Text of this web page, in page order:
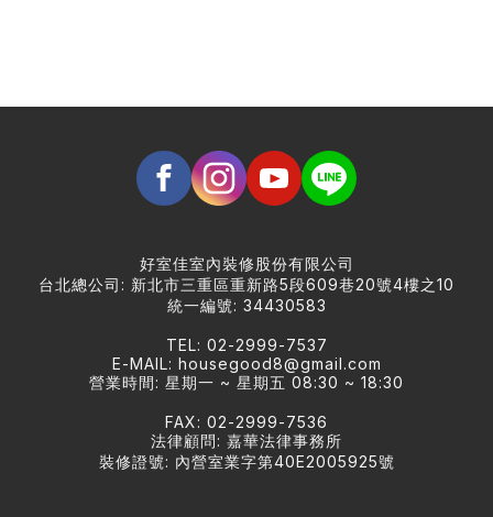
好室佳室內裝修股份有限公司
台北總公司: 新北市三重區重新路5段609巷20號4樓之10
統一編號: 34430583
TEL: 02-2999-7537
E-MAIL: housegood8@gmail.com
營業時間: 星期一 ~ 星期五 08:30 ~ 18:30
FAX: 02-2999-7536
法律顧問: 嘉華法律事務所
裝修證號: 內營室業字第40E2005925號